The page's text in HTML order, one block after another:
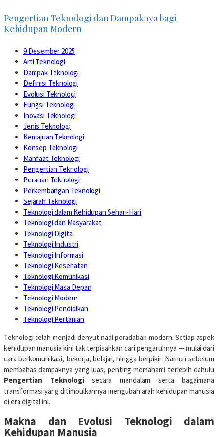
Pengertian Teknologi dan Dampaknya bagi
Kehidupan Modern
9 Desember 2025
Arti Teknologi
Dampak Teknologi
Definisi Teknologi
Evolusi Teknologi
Fungsi Teknologi
Inovasi Teknologi
Jenis Teknologi
Kemajuan Teknologi
Konsep Teknologi
Manfaat Teknologi
Pengertian Teknologi
Peranan Teknologi
Perkembangan Teknologi
Sejarah Teknologi
Teknologi dalam Kehidupan Sehari-Hari
Teknologi dan Masyarakat
Teknologi Digital
Teknologi Industri
Teknologi Informasi
Teknologi Kesehatan
Teknologi Komunikasi
Teknologi Masa Depan
Teknologi Modern
Teknologi Pendidikan
Teknologi Pertanian
Teknologi telah menjadi denyut nadi peradaban modern. Setiap aspek
kehidupan manusia kini tak terpisahkan dari pengaruhnya — mulai dari
cara berkomunikasi, bekerja, belajar, hingga berpikir. Namun sebelum
membahas dampaknya yang luas, penting memahami terlebih dahulu
Pengertian Teknologi secara mendalam serta bagaimana
transformasi yang ditimbulkannya mengubah arah kehidupan manusia
di era digital ini.
Makna dan Evolusi Teknologi dalam
Kehidupan Manusia